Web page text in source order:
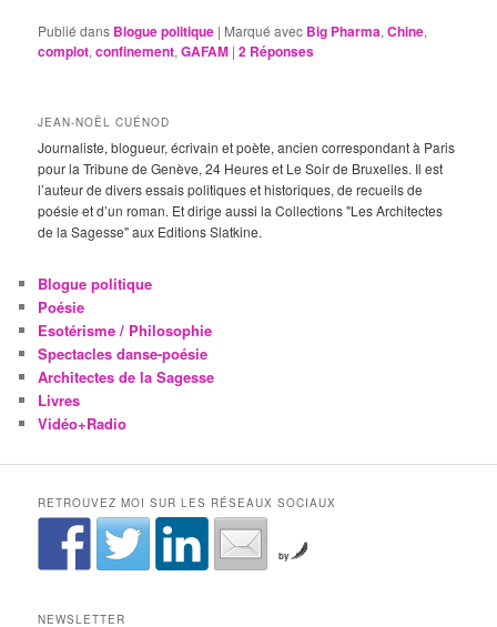
Publié dans Blogue politique | Marqué avec Big Pharma,Chine,
complot,confinement,GAFAM |2 Réponses
JEAN-NOËL CUÉNOD
Journaliste, blogueur, écrivain et poète, ancien correspondant à Paris
pour la Tribune de Genève, 24 Heures et Le Soir de Bruxelles. Il est
l’auteur de divers essais politiques et historiques, de recueils de
poésie et d’un roman. Et dirige aussi la Collections "Les Architectes
de la Sagesse" aux Editions Slatkine.
Blogue politique
Poésie
Esotérisme / Philosophie
Spectacles danse-poésie
Architectes de la Sagesse
Livres
Vidéo+Radio
RETROUVEZ MOI SUR LES RÉSEAUX SOCIAUX
by
NEWSLETTER